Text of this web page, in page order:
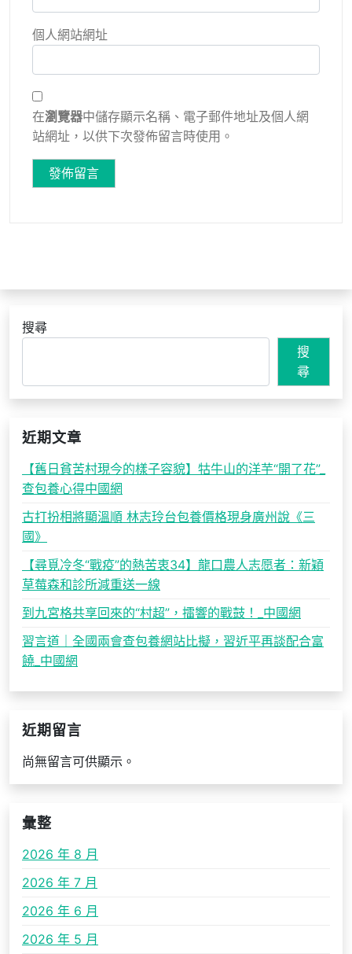
個人網站網址
在瀏覽器中儲存顯示名稱、電子郵件地址及個人網
站網址，以供下次發佈留言時使用。
搜尋
搜
尋
近期文章
【舊日貧苦村現今的樣子容貌】牯牛山的洋芋“開了花”_
查包養心得中國網
古打扮相將顯溫順 林志玲台包養價格現身廣州說《三
國》
【尋覓冷冬“戰疫”的熱苦衷34】龍口農人志愿者：新穎
草莓森和診所減重送一線
到九宮格共享回來的“村超”，擂響的戰鼓！_中國網
習言道｜全國兩會查包養網站比擬，習近平再談配合富
饒_中國網
近期留言
尚無留言可供顯示。
彙整
2026 年 8 月
2026 年 7 月
2026 年 6 月
2026 年 5 月